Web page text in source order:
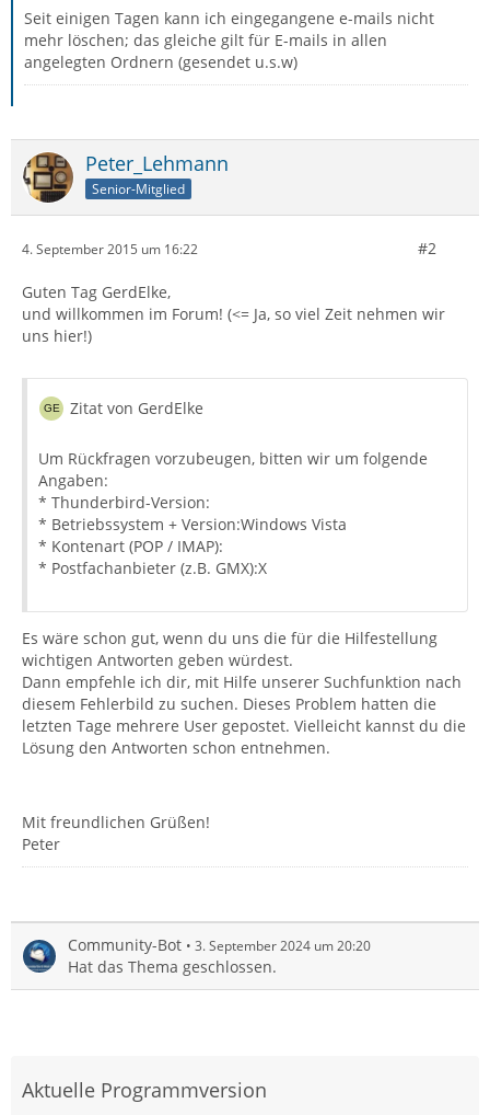
Seit einigen Tagen kann ich eingegangene e-mails nicht
mehr löschen; das gleiche gilt für E-mails in allen
angelegten Ordnern (gesendet u.s.w)
Peter_Lehmann
Senior-Mitglied
4. September 2015 um 16:22 #2
Guten Tag GerdElke,
und willkommen im Forum! (<= Ja, so viel Zeit nehmen wir
uns hier!)
Zitat von GerdElke
Um Rückfragen vorzubeugen, bitten wir um folgende
Angaben:
* Thunderbird-Version:
* Betriebssystem + Version:Windows Vista
* Kontenart (POP / IMAP):
* Postfachanbieter (z.B. GMX):X
Es wäre schon gut, wenn du uns die für die Hilfestellung
wichtigen Antworten geben würdest.
Dann empfehle ich dir, mit Hilfe unserer Suchfunktion nach
diesem Fehlerbild zu suchen. Dieses Problem hatten die
letzten Tage mehrere User gepostet. Vielleicht kannst du die
Lösung den Antworten schon entnehmen.
Mit freundlichen Grüßen!
Peter
Community-Bot 3. September 2024 um 20:20
Hat das Thema geschlossen.
Aktuelle Programmversion